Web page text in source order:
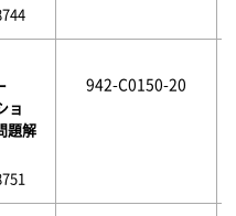
ョ
題解
942-C0150-20